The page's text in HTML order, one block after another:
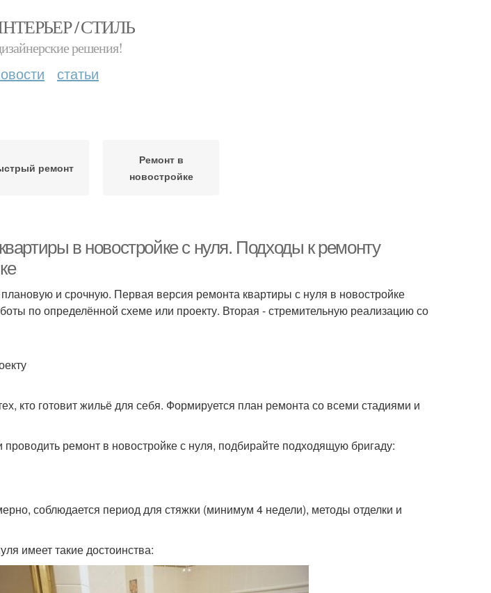
/ СТИЛЬ
решения!
статьи
ремонт
Ремонт в
новостройке
в новостройке с нуля. Подходы к ремонту
и срочную. Первая версия ремонта квартиры с нуля в новостройке
по определённой схеме или проекту. Вторая - стремительную реализацию со
кто готовит жильё для себя. Формируется план ремонта со всеми стадиями и
ремонт в новостройке с нуля, подбирайте подходящую бригаду:
соблюдается период для стяжки (минимум 4 недели), методы отделки и
имеет такие достоинства: